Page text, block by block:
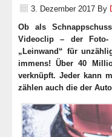
3. Dezember 2017 By
Ob als
Videoclip – der Foto-
„Leinwand“ für
immens! Über 40
verknüpft. Jeder kann
zählen auch die der